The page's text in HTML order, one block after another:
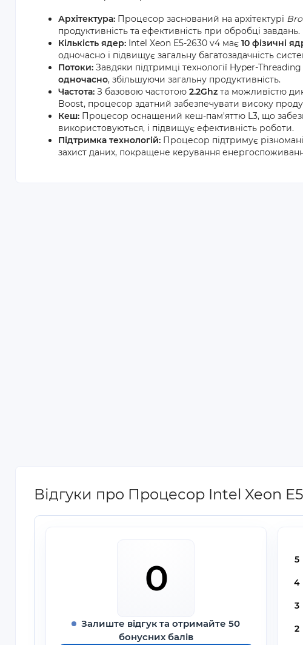
Архітектура: Процесор заснований на архітектурі
продуктивність та ефективність при обробці завдань.
Кількість ядер: Intel Xeon E5-2630 v4 має 10 фізичні
одночасно і підвищує загальну багатозадачність
Потоки: Завдяки підтримці технології Hyper-
одночасно, збільшуючи загальну продуктивність.
Частота: З базовою частотою 2.2Ghz та можливістю
Boost, процесор здатний забезпечувати високу
Кеш: Процесор оснащений кеш-пам'яттю L3, що
використовуються, і підвищує ефективність роботи.
Підтримка технологій: Процесор підтримує
захист даних, покращене керування
Відгуки про Процесор Intel Xeon
0
Залиште відгук та отримайте 50
бонусних балів
5
4
3
2